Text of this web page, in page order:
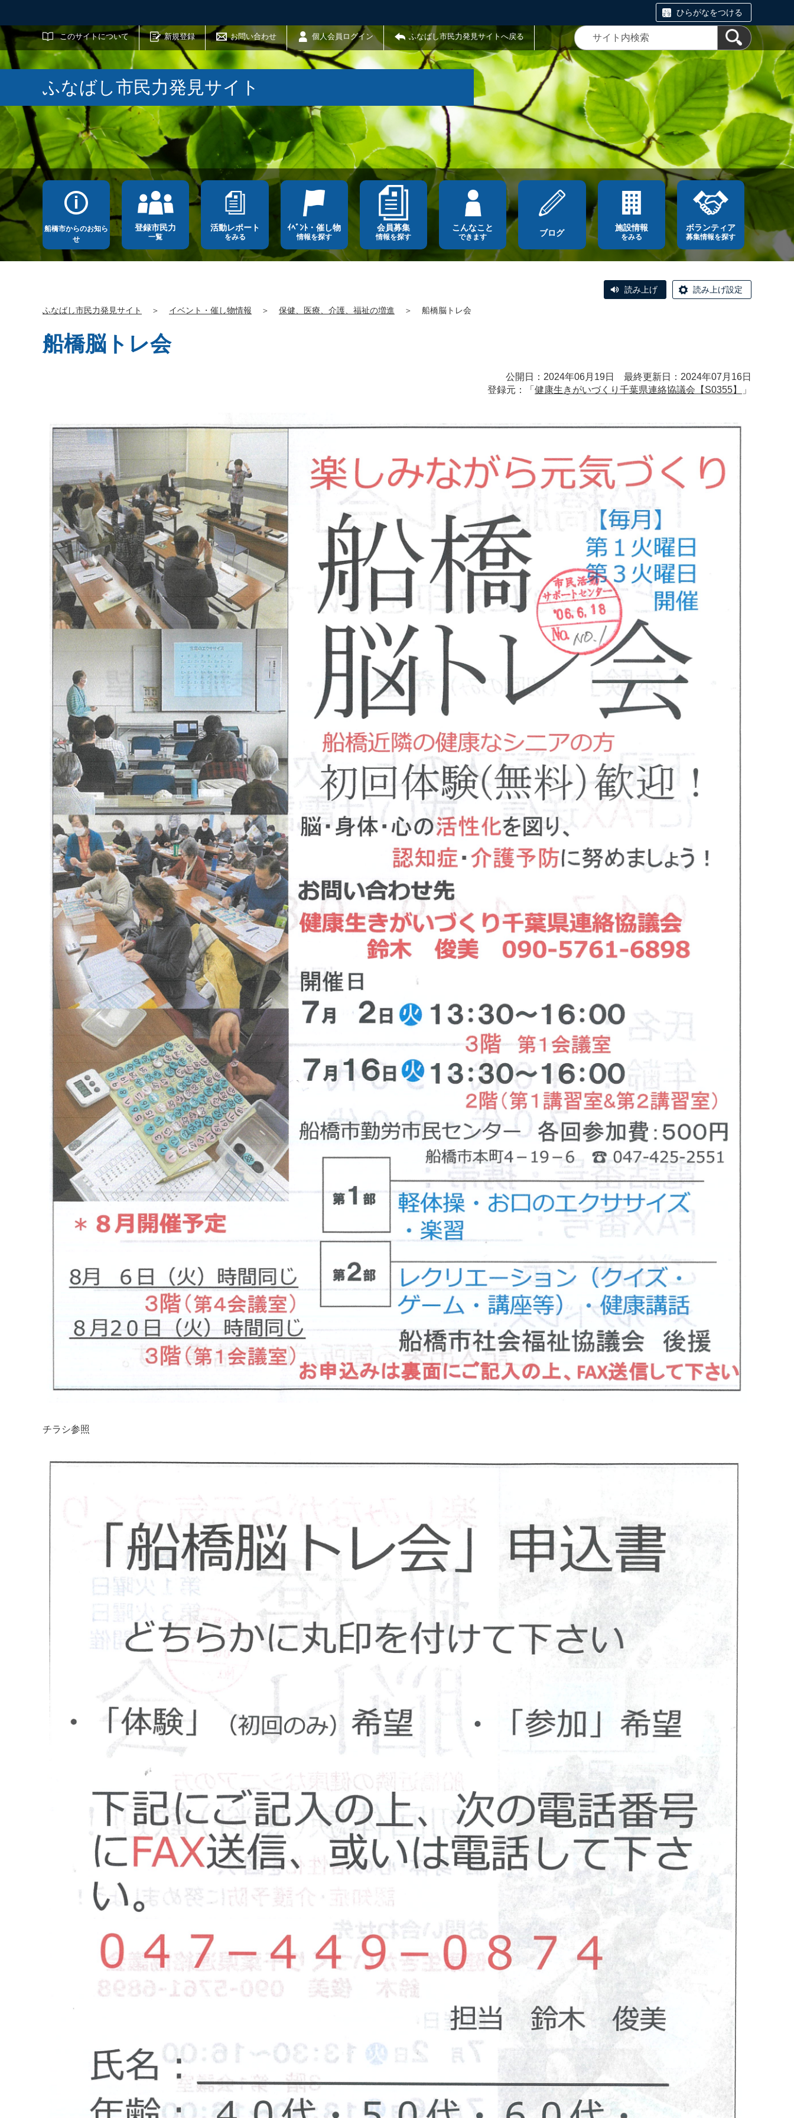
ひらがなをつける
このサイトについて 新規登録 お問い合わせ 個人会員ログイン ふなばし市民力発見サイトへ戻る
サイト内検索
ふなばし市民力発見サイト
船橋市からのお知ら
せ
登録市民力
一覧
活動レポート
をみる
ｲﾍﾞﾝﾄ・催し物
情報を探す
会員募集
情報を探す
こんなこと
できます ブログ
施設情報
をみる
ボランティア
募集情報を探す
読み上げ 読み上げ設定
ふなばし市民力発見サイト ＞ イベント・催し物情報 ＞ 保健、医療、介護、福祉の増進 ＞ 船橋脳トレ会
船橋脳トレ会
公開日：2024年06月19日 最終更新日：2024年07月16日
登録元：「 健康生きがいづくり千葉県連絡協議会【S0355】 」
チラシ参照